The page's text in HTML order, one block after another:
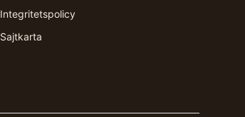
Integritetspolicy
Sajtkarta